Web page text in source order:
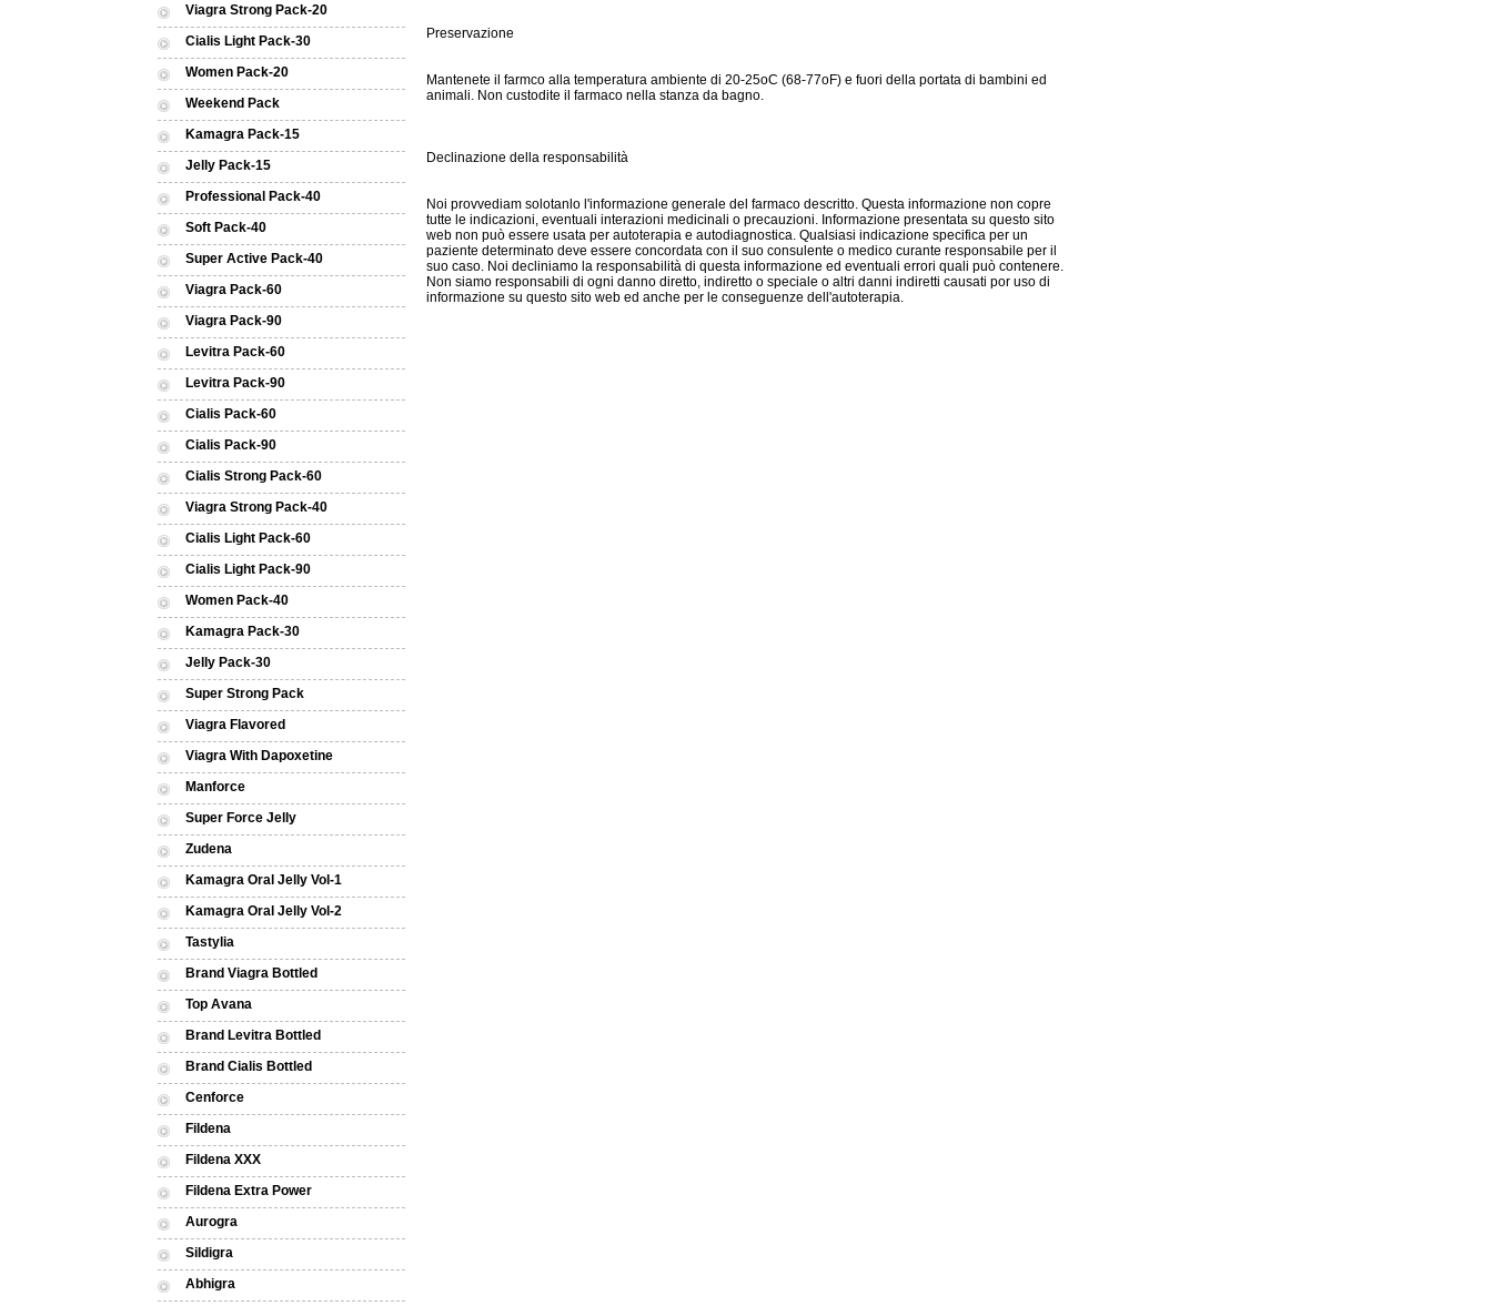
Viagra Strong Pack-20
Cialis Light Pack-30
Women Pack-20
Weekend Pack
Kamagra Pack-15
Jelly Pack-15
Professional Pack-40
Soft Pack-40
Super Active Pack-40
Viagra Pack-60
Viagra Pack-90
Levitra Pack-60
Levitra Pack-90
Cialis Pack-60
Cialis Pack-90
Cialis Strong Pack-60
Viagra Strong Pack-40
Cialis Light Pack-60
Cialis Light Pack-90
Women Pack-40
Kamagra Pack-30
Jelly Pack-30
Super Strong Pack
Viagra Flavored
Viagra With Dapoxetine
Manforce
Super Force Jelly
Zudena
Kamagra Oral Jelly Vol-1
Kamagra Oral Jelly Vol-2
Tastylia
Brand Viagra Bottled
Top Avana
Brand Levitra Bottled
Brand Cialis Bottled
Cenforce
Fildena
Fildena XXX
Fildena Extra Power
Aurogra
Sildigra
Abhigra
Preservazione
Mantenete il farmco alla temperatura ambiente di 20-25oC (68-77oF) e fuori della portata di bambini ed
animali. Non custodite il farmaco nella stanza da bagno.
Declinazione della responsabilità
Noi provvediam solotanlo l'informazione generale del farmaco descritto. Questa informazione non copre
tutte le indicazioni, eventuali interazioni medicinali o precauzioni. Informazione presentata su questo sito
web non può essere usata per autoterapia e autodiagnostica. Qualsiasi indicazione specifica per un
paziente determinato deve essere concordata con il suo consulente o medico curante responsabile per il
suo caso. Noi decliniamo la responsabilità di questa informazione ed eventuali errori quali può contenere.
Non siamo responsabili di ogni danno diretto, indiretto o speciale o altri danni indiretti causati por uso di
informazione su questo sito web ed anche per le conseguenze dell'autoterapia.